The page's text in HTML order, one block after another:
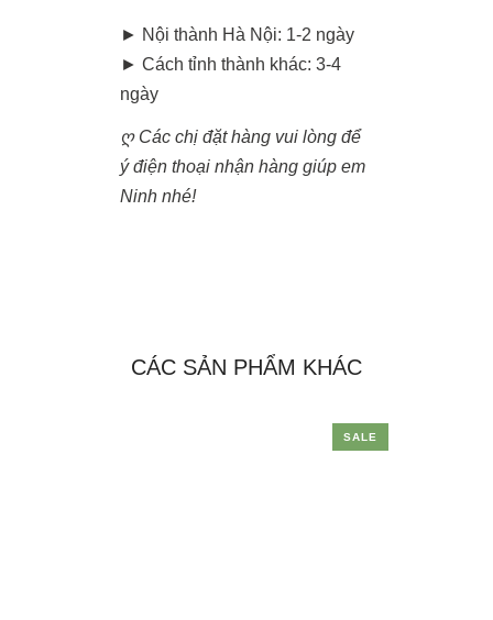
► Nội thành Hà Nội: 1-2 ngày
► Cách tỉnh thành khác: 3-4
ngày
ღ Các chị đặt hàng vui lòng để
ý điện thoại nhận hàng giúp em
Ninh nhé!
CÁC SẢN PHẨM KHÁC
SALE